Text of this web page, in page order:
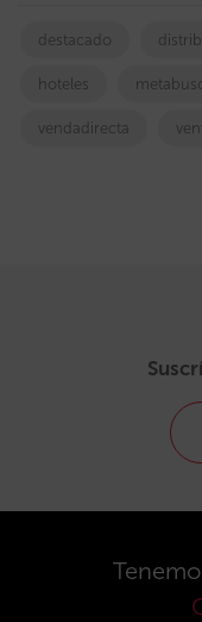
destacado
hoteles
vendadirecta